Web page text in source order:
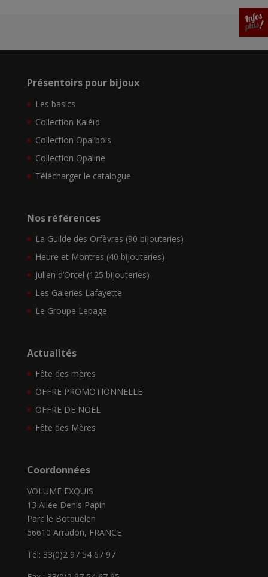
Présentoirs pour bijoux
Les basics
Collection Kaléïd
Collection Opal’bois
Collection Opaline
Télécharger le catalogue
Nos références
La Guilde des Orfèvres (90 bijouteries)
Heure et Montres (40 bijouteries)
Julien d’Orcel (125 bijouteries)
Les Galeries Lafayette
Le Groupe Lepage
Actualités
Fête des mères
OFFRE PROMOTIONNELLE
OFFRE DE NOEL
Fête des Mères
Coordonnées
VOLUME EXQUIS
13 Allée Denis Papin
Parc le Botquelen
56610 Arradon, FRANCE
Tél: 33(0)2 97 54 67 97